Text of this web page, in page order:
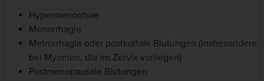
Hypermenorrhoe
Menorrhagie
Metrorrhagie oder postkoitale Blutungen (insbesondere
bei Myomen, die im Zervix vorliegen)
Postmenopausale Blutungen